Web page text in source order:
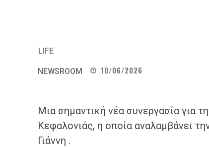
LIFE
NEWSROOM 10/06/2026
Μια σημαντική νέα συνεργασία για
Κεφαλονιάς, η οποία αναλαμβάνει
Γιάννη .